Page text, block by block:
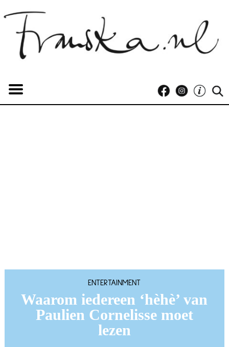
ENTERTAINMENT
Waarom iedereen ‘hèhè’ van
Paulien Cornelisse moet
lezen